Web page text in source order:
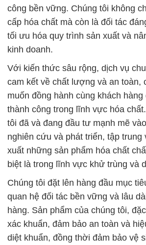
công bền vững. Chúng tôi không
cấp hóa chất mà còn là đối tác
tối ưu hóa quy trình sản xuất và
kinh doanh.
Với kiến thức sâu rộng, dịch vụ
cam kết về chất lượng và an toàn,
muốn đồng hành cùng khách
thành công trong lĩnh vực hóa
tôi đã và đang đầu tư mạnh mẽ
nghiên cứu và phát triển, tập trung
xuất những sản phẩm hóa chất
biệt là trong lĩnh vực khử trùng và
Chúng tôi đặt lên hàng đầu mục
quan hệ đối tác bền vững và lâu
hàng. Sản phẩm của chúng tôi,
xác khuẩn, đảm bảo an toàn và
diệt khuẩn, đồng thời đảm bảo vệ